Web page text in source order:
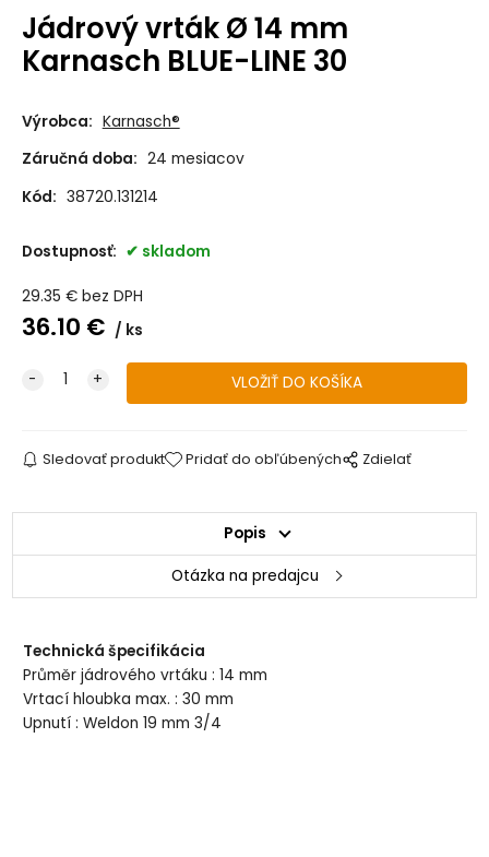
Jádrový vrták Ø 14 mm
Karnasch BLUE-LINE 30
Výrobca: Karnasch®
Záručná doba: 24 mesiacov
Kód: 38720.131214
Dostupnosť: skladom
29.35 € bez DPH
36.10 € ks
Sledovať produkt Pridať do obľúbených Zdielať
Popis
Otázka na predajcu
Technická špecifikácia
Průměr jádrového vrtáku : 14 mm
Vrtací hloubka max. : 30 mm
Upnutí : Weldon 19 mm 3/4